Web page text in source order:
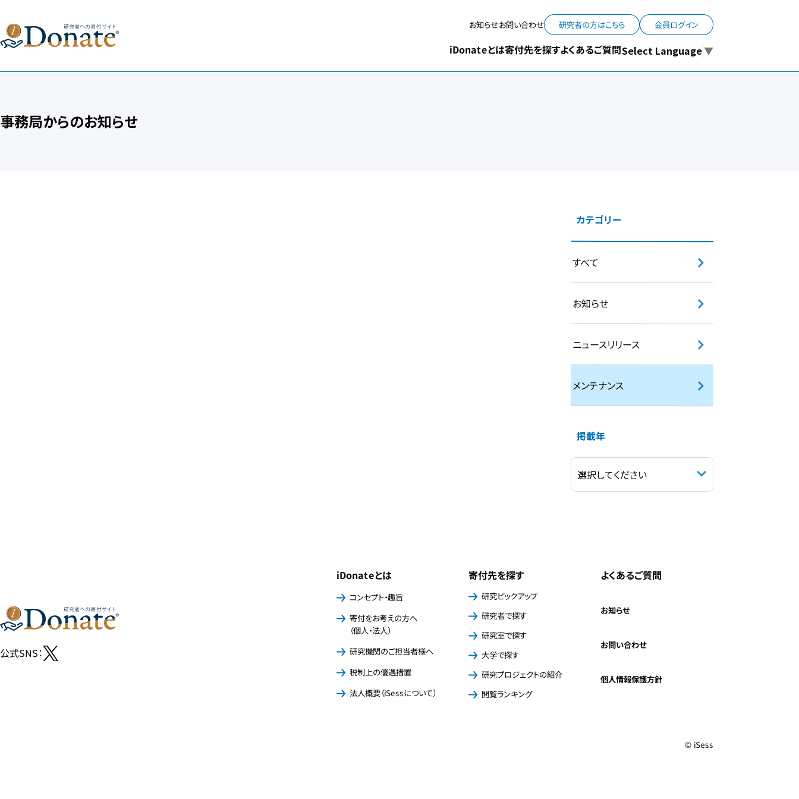
お知らせお問い合わせ 研究者の方はこちら 会員ログイン
iDonateとは寄付先を探すよくあるご質問Select Language▼
事務局からのお知らせ
カテゴリー
すべて
お知らせ
ニュースリリース
メンテナンス
掲載年
公式SNS：
iDonateとは
コンセプト・趣旨
寄付をお考えの方へ
（個人・法人）
研究機関のご担当者様へ
税制上の優遇措置
法人概要（iSessについて）
寄付先を探す
研究ピックアップ
研究者で探す
研究室で探す
大学で探す
研究プロジェクトの紹介
閲覧ランキング
よくあるご質問
お知らせ
お問い合わせ
個人情報保護方針
© iSess